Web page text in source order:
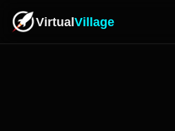
VirtualVillage